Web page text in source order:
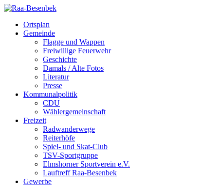
Ortsplan
Gemeinde
Flagge und Wappen
Freiwillige Feuerwehr
Geschichte
Damals / Alte Fotos
Literatur
Presse
Kommunalpolitik
CDU
Wählergemeinschaft
Freizeit
Radwanderwege
Reiterhöfe
Spiel- und Skat-Club
TSV-Sportgruppe
Elmshorner Sportverein e.V.
Lauftreff Raa-Besenbek
Gewerbe